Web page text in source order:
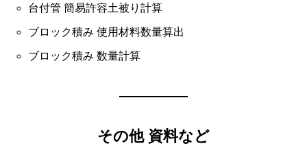
台付管 簡易許容土被り計算
ブロック積み 使用材料数量算出
ブロック積み 数量計算
その他 資料など